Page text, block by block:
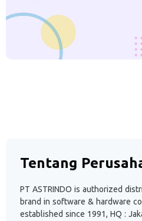
Tentang
PT ASTRINDO is authorized
brand in software & hardware
established since 1991, HQ :